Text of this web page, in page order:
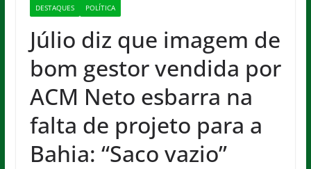
DESTAQUES POLÍTICA
Júlio diz que imagem de
bom gestor vendida por
ACM Neto esbarra na
falta de projeto para a
Bahia: “Saco vazio”